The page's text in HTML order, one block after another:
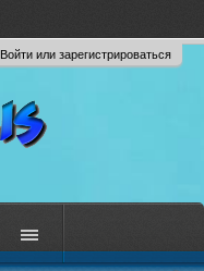
Войти или зарегистрироваться